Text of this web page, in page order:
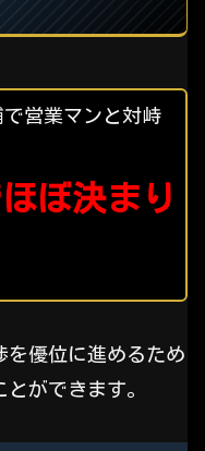
営業マンと対峙
ぼ決まり
を優位に進めるため
ができます。